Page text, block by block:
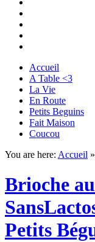
Accueil
A Table <3
La Vie
En Route
Petits Beguins
Fait Maison
Coucou
You are here: Accueil »
Brioche
Petits